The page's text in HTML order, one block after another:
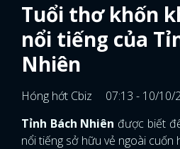
Tuổi thơ khốn
nổi tiếng của
Nhiên
Hóng hớt Cbiz
07:13 - 10/10/
Tỉnh Bách Nhiên được biết
nổi tiếng sở hữu vẻ ngoài cuốn